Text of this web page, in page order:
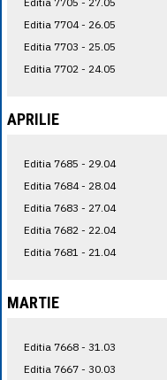
Editia 7704 - 26.05
Editia 7703 - 25.05
Editia 7702 - 24.05
APRILIE
Editia 7685 - 29.04
Editia 7684 - 28.04
Editia 7683 - 27.04
Editia 7682 - 22.04
Editia 7681 - 21.04
MARTIE
Editia 7668 - 31.03
Editia 7667 - 30.03